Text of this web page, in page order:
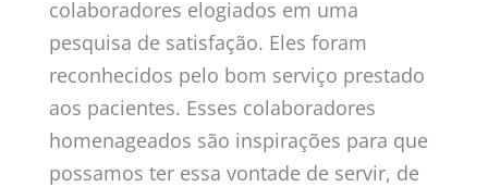
colaboradores elogiados em uma
pesquisa de satisfação. Eles foram
reconhecidos pelo bom serviço prestado
aos pacientes. Esses colaboradores
homenageados são inspirações para que
possamos ter essa vontade de servir, de